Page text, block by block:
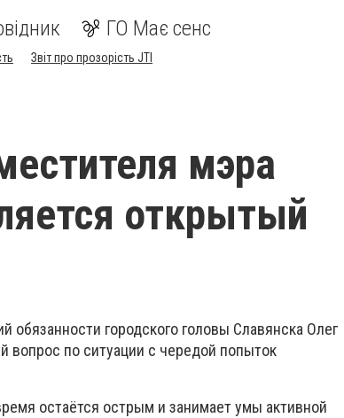
ГО Має сенс
Звіт про прозорість JTI
мэра
открытый
городского головы Славянска Олег
по ситуации с чередой попыток
остаётся острым и занимает умы активной